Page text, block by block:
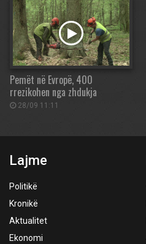
Pemët në Evropë, 400
rrezikohen nga zhdukja
28/09 11:11
Lajme
Politikë
Kronikë
Aktualitet
Ekonomi